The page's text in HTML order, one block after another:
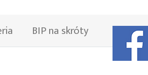
BIP na skróty Facebook